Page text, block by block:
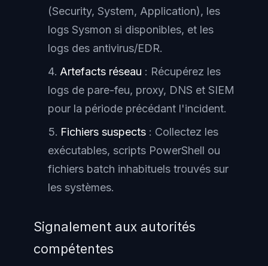
(Security, System, Application), les
logs Sysmon si disponibles, et les
logs des antivirus/EDR.
Artefacts réseau : Récupérez les
logs de pare-feu, proxy, DNS et SIEM
pour la période précédant l'incident.
Fichiers suspects : Collectez les
exécutables, scripts PowerShell ou
fichiers batch inhabituels trouvés sur
les systèmes.
Signalement aux autorités
compétentes